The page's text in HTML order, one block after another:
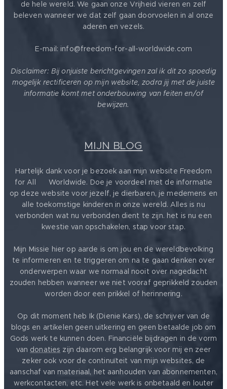
de hele wereld. We gaan onze Vrijheid vieren en zelf
beleven wanneer we dat zelf gaan doorvoelen in al onze
aderen en vezels.
E-mail: info@freedom-for-all-worldwide.com
Disclaimer: Bij onjuiste berichtgevingen zal ik dit zo spoedig
mogelijk rectificeren op mijn website, zodra jij met de juiste
informatie komt met onderbouwing van feiten en/of
bewijzen.
MIJN BLOG
Hartelijk dank voor je bezoek aan mijn website Freedom
for All ❤️ Worldwide. Doe je voordeel met de informatie
op deze website voor jezelf, je dierbaren, je medemens en
alle toekomstige kinderen in onze wereld. Alles is nu
verbonden wat nu verbonden dient te zijn. het is nu een
kwestie van opschakelen, stap voor stap.
Mijn Missie hier op aarde is om jou en de wereldbevolking
te informeren en te triggeren om na te gaan denken over
onderwerpen waar we normaal nooit over nagedacht
zouden hebben wanneer we niet vooraf geprikkeld zouden
worden door een prikkel of herinnering.
Op dit moment heb Ik (Dienie Kars), de schrijver van de
blogs en artikelen geen uitkering en geen betaalde job om
Gods werk te kunnen doen. Financiële bijdragen in de vorm
van donaties zijn daarom erg belangrijk voor mij en zeer
zeker ook voor de continuïteit van mijn websites, de
aanschaf van materiaal, het aanhouden van abonnementen,
werkcontacten, etc. Het vele werk is onbetaald en louter